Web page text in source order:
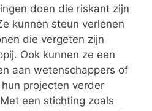
doen die riskant zijn
kunnen steun verlenen
die vergeten zijn
Ook kunnen ze een
aan wetenschappers of
projecten verder
een stichting zoals